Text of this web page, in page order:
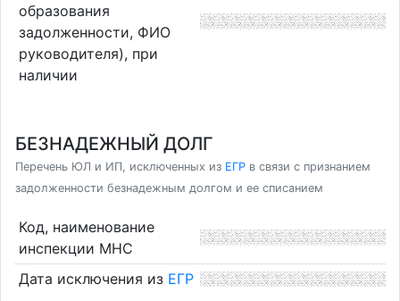
образования
задолженности, ФИО
руководителя), при
наличии
БЕЗНАДЕЖНЫЙ ДОЛГ
Перечень ЮЛ и ИП, исключенных из ЕГР в связи с признанием
задолженности безнадежным долгом и ее списанием
Код, наименование
инспекции МНС
Дата исключения из ЕГР